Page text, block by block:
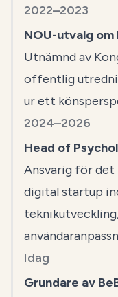
2022–2023
NOU-utvalg om
Utnämnd av
offentlig
ur ett
2024–2026
Head of
Ansvarig för det
digital startup
Idag
Grundare av